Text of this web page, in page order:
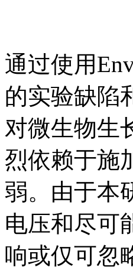
通过使用
的实验缺陷
对微生物生
烈依赖于施
弱。由于本
电压和尽可
响或仅可忽